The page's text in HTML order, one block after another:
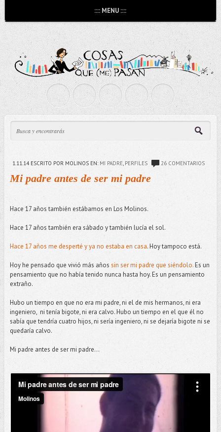
:::: MENU ::::
1.11.14ESCRITO POR MOLINOS EN: MI PADRE, PERFILES 26 COMENTARIOS
Mi padre antes de ser mi padre
Hace 17 años también estábamos en Los Molinos.
Hace 17 años también era sábado y también lucía el sol.
Hace 17 años me desperté y ya no estaba en casa. Hoy tampoco está.
Hoy he pensado que vivió más años sin ser mi padre que siéndolo.Es un
pensamiento que no había tenido nunca hasta hoy. Es un pensamiento
extraño.
Hubo un tiempo en que no era mi padre, ni el de mis hermanos, ni era
ingeniero, ni tenía bigote, ni era calvo. Hubo un tiempo en el que él no
sabía que tendría cuatro hijos, ni sería ingeniero, ni se dejaría bigote ni se
quedaría calvo.
Mi padre antes de ser mi padre...